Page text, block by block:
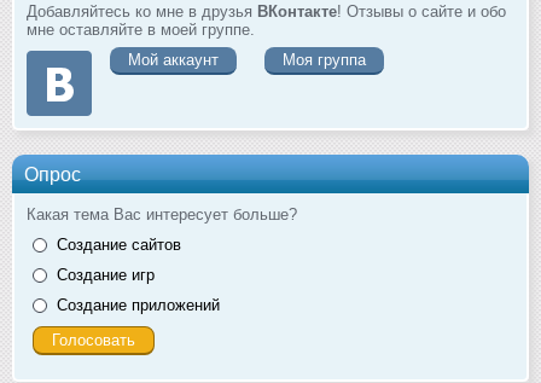
Добавляйтесь ко мне в друзья ВКонтакте! Отзывы о сайте и обо
мне оставляйте в моей группе.
Мой аккаунт
Моя группа
Опрос
Какая тема Вас интересует больше?
Создание сайтов
Создание игр
Создание приложений